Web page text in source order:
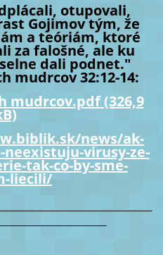
otupovali,
Gojimov tým, že
a teóriám, ktoré
za falošné, ale ku
dali podnet."
mudrcov 32:12-14:
mudrcov.pdf (326,9
news/ak-
virusy-ze-
tak-co-by-sme-
liecili/